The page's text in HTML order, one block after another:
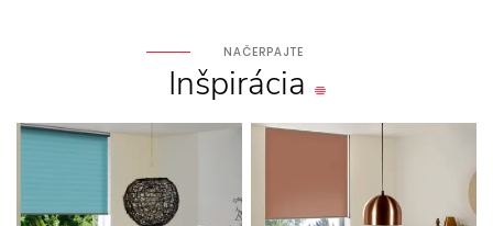
NAČERPAJTE
Inšpirácia